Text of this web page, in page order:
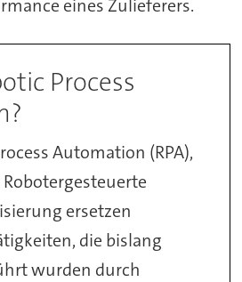
eines Zulieferers.
Process
Automation (RPA),
ersetzen
die bislang
wurden durch